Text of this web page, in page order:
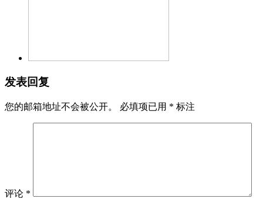
发表回复
您的邮箱地址不会被公开。 必填项已用 * 标注
评论 *